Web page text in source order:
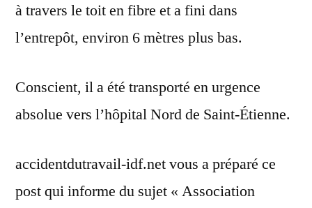
à travers le toit en fibre et a fini dans
l’entrepôt, environ 6 mètres plus bas.
Conscient, il a été transporté en urgence
absolue vers l’hôpital Nord de Saint-Étienne.
accidentdutravail-idf.net vous a préparé ce
post qui informe du sujet « Association